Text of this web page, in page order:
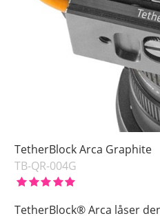
TetherBlock Arca Graphite
TB-QR-004G
TetherBlock® Arca låser